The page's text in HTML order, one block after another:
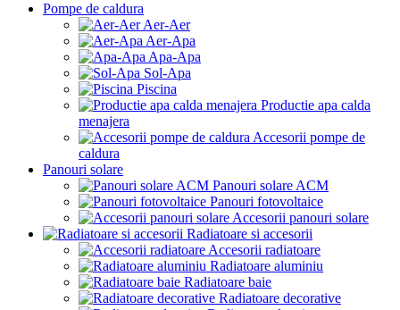
Pompe de caldura
Aer-Aer
Aer-Apa
Apa-Apa
Sol-Apa
Piscina
Productie apa calda
menajera
Accesorii pompe de
caldura
Panouri solare
Panouri solare ACM
Panouri fotovoltaice
Accesorii panouri solare
Radiatoare si accesorii
Accesorii radiatoare
Radiatoare aluminiu
Radiatoare baie
Radiatoare decorative